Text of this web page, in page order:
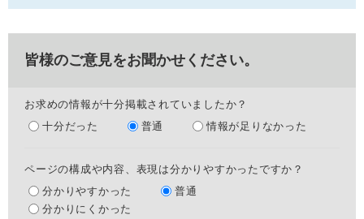
皆様のご意見をお聞かせください。
お求めの情報が十分掲載されていましたか？
十分だった
普通 情報が足りなかった
ページの構成や内容、表現は分かりやすかったですか？
分かりやすかった
普通
分かりにくかった